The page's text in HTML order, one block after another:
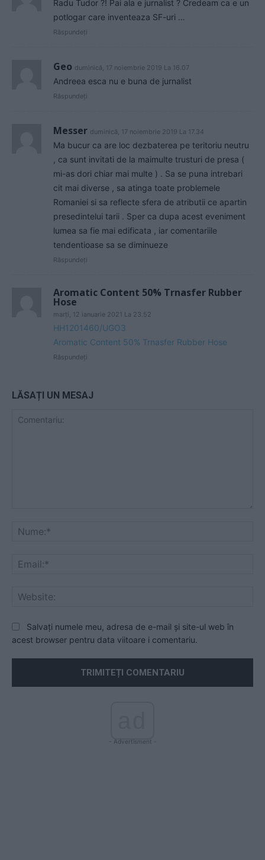
Radu Tudor ?! Pai ala e jurnalist ? Credeam ca e un
potlogar care inventeaza SF-uri …
Răspundeți
Geo duminică, 17 noiembrie 2019 La 16.07
Andreea esca nu e buna de jurnalist
Răspundeți
Messer duminică, 17 noiembrie 2019 La 17.34
Ma bucur ca are loc dezbaterea pe teritoriu neutru
, ca sunt invitati de la maimulte trusturi de presa (
mi-as dori chiar mai multe ) . Sa se puna intrebari
cit mai diverse , sa atinga toate problemele
Romaniei si sa reflecte sfera de atributii ce apartin
presedintelui tarii . Sper ca dupa acest eveniment
lumea sa fie mai edificata , iar comentariile
tendentioase sa se diminueze
Răspundeți
Aromatic Content 50% Trnasfer Rubber
Hose
marți, 12 ianuarie 2021 La 23.52
HH1201460/UGO3
Aromatic Content 50% Trnasfer Rubber Hose
Răspundeți
LĂSAȚI UN MESAJ
Salvați numele meu, adresa de e-mail și site-ul web în
acest browser pentru data viitoare i comentariu.
- Advertisment -